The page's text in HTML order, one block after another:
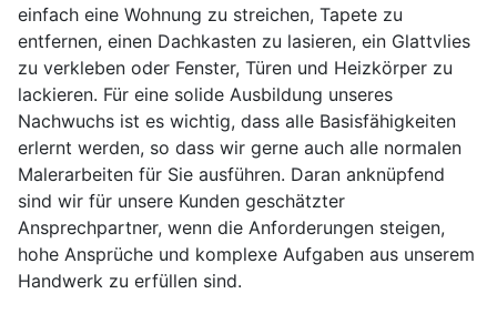
einfach eine Wohnung zu streichen, Tapete zu
entfernen, einen Dachkasten zu lasieren, ein Glattvlies
zu verkleben oder Fenster, Türen und Heizkörper zu
lackieren. Für eine solide Ausbildung unseres
Nachwuchs ist es wichtig, dass alle Basisfähigkeiten
erlernt werden, so dass wir gerne auch alle normalen
Malerarbeiten für Sie ausführen. Daran anknüpfend
sind wir für unsere Kunden geschätzter
Ansprechpartner, wenn die Anforderungen steigen,
hohe Ansprüche und komplexe Aufgaben aus unserem
Handwerk zu erfüllen sind.